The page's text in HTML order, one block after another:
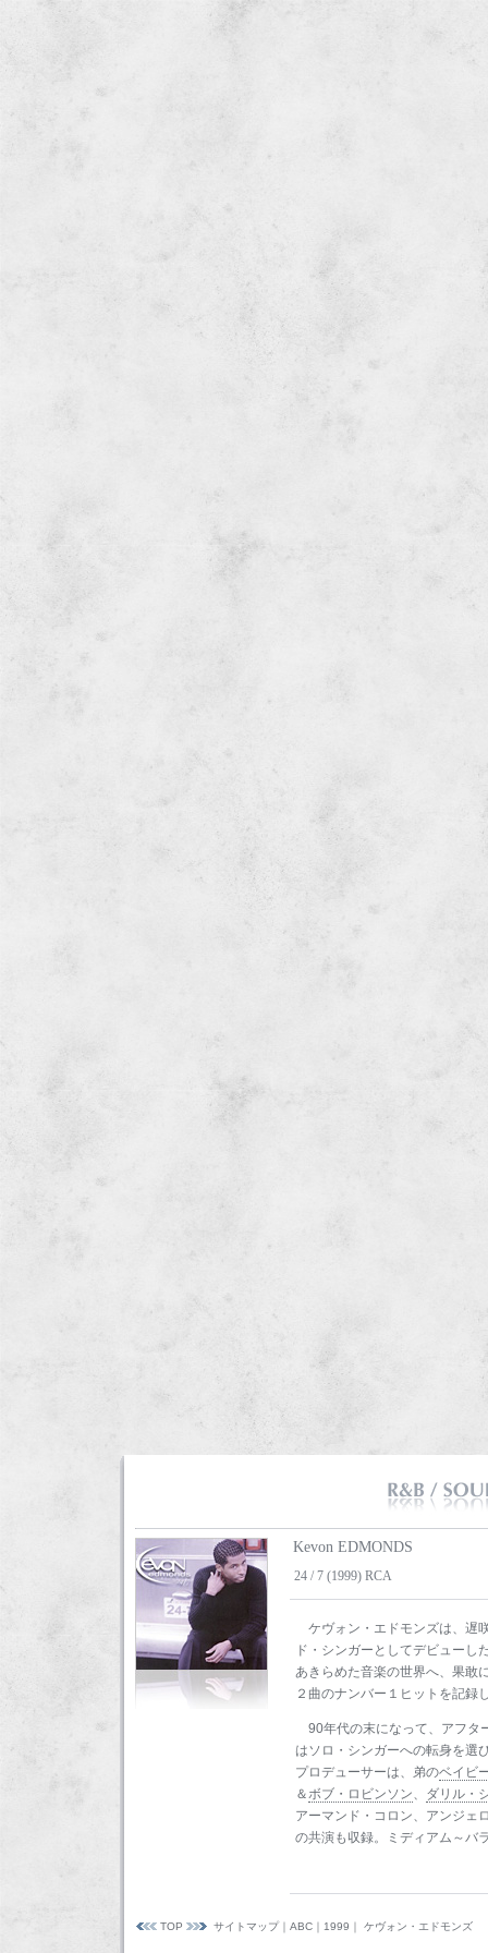
Kevon EDMONDS
24 / 7 (1999) RCA
ケヴォン・エドモンズは、遅
ド・シンガーとしてデビューし
あきらめた音楽の世界へ、果敢
２曲のナンバー１ヒットを記録
90年代の末になって、アフタ
はソロ・シンガーへの転身を選
プロデューサーは、弟のベイビ
＆ボブ・ロビンソン、 ダリル・
アーマンド・コロン、アンジェ
の共演も収録。ミディアム～バ
TOP サイトマップ ABC 1999 ｜ ケヴォン・エドモンズ